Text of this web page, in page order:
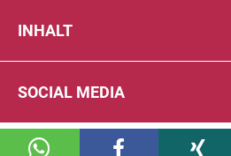
INHALT
SOCIAL MEDIA
© 2026 DIE PTA IN DER APOTHEKE